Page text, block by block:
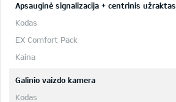
Apsauginė signalizacija + centrinis užraktas
Galinio vaizdo kamera